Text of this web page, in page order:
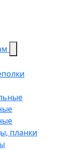
полки
планки